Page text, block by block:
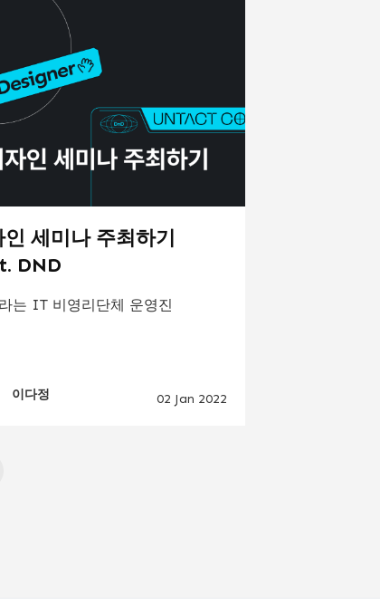
인 세미나 주최하기
DND
는 IT 비영리단체 운영진
이다정 02 Jan 2022